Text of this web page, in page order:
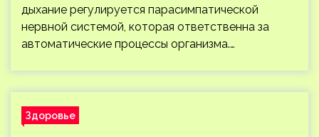
дыхание регулируется парасимпатической
нервной системой, которая ответственна за
автоматические процессы организма.…
Здоровье